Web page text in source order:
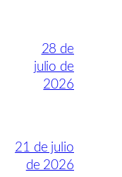
28 de
julio de
2026
21 de julio
de 2026